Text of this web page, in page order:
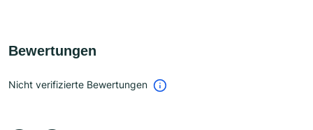
Bewertungen
Nicht verifizierte Bewertungen